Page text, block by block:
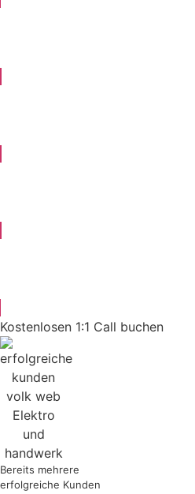
Kostenlosen 1:1 Call buchen
Bereits mehrere
erfolgreiche Kunden